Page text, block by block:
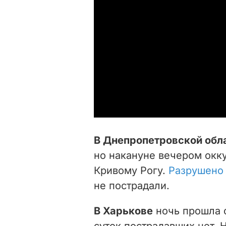
В Днепропетровской
но накануне вечером
Кривому Рогу.
не пострадали.
В Харькове ночь прошла